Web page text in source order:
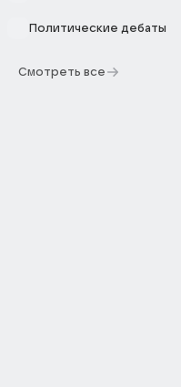
Политические дебаты
Смотреть все